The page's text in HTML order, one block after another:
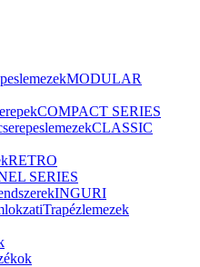
MODULAR
COMPACT SERIES
CLASSIC
RETRO
SERIES
INGURI
Trapézlemezek